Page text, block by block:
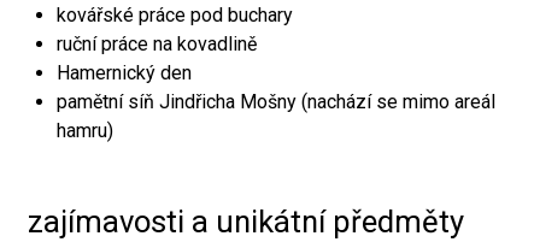
kovářské práce pod buchary
ruční práce na kovadlině
Hamernický den
pamětní síň Jindřicha Mošny (nachází se mimo areál
hamru)
zajímavosti a unikátní předměty